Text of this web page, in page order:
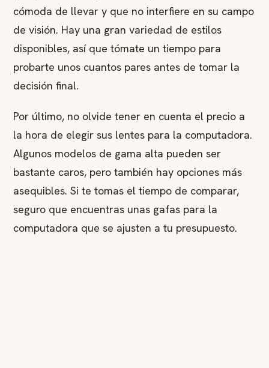
cómoda de llevar y que no interfiere en su campo
de visión. Hay una gran variedad de estilos
disponibles, así que tómate un tiempo para
probarte unos cuantos pares antes de tomar la
decisión final.
Por último, no olvide tener en cuenta el precio a
la hora de elegir sus lentes para la computadora.
Algunos modelos de gama alta pueden ser
bastante caros, pero también hay opciones más
asequibles. Si te tomas el tiempo de comparar,
seguro que encuentras unas gafas para la
computadora que se ajusten a tu presupuesto.